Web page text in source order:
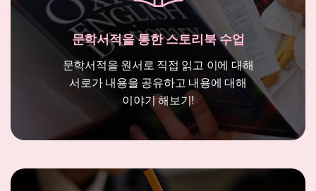
문학서적을 통한 스토리북 수업
문학서적을 원서로 직접 읽고 이에 대해
서로가 내용을 공유하고 내용에 대해
이야기 해보기!